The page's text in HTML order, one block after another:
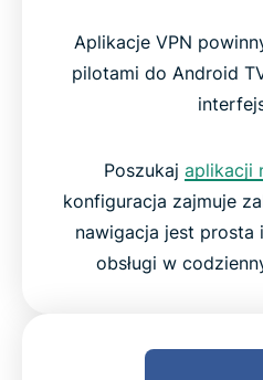
Aplikacje VPN
pilotami do Android
Poszukaj aplikacji
konfiguracja zajmuje
nawigacja jest prosta
obsługi w